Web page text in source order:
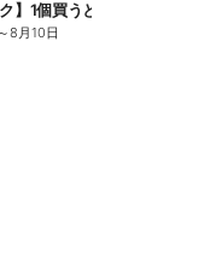
ク】1個買うと1個もらえる/麦茶
～8月10日